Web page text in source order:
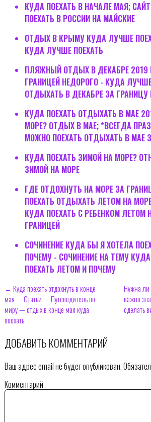
КУДА ПОЕХАТЬ В НАЧАЛЕ МАЯ;
ПОЕХАТЬ В РОССИИ НА МАЙСКИЕ
ОТДЫХ В КРЫМУ КУДА ЛУЧШЕ
КУДА ЛУЧШЕ ПОЕХАТЬ
ПЛЯЖНЫЙ ОТДЫХ В ДЕКАБРЕ 2019
ГРАНИЦЕЙ НЕДОРОГО - КУДА
ОТДЫХАТЬ В ДЕКАБРЕ ЗА ГРАНИЦУ
КУДА ПОЕХАТЬ ОТДЫХАТЬ В МАЕ
МОРЕ? ОТДЫХ В МАЕ; *ВСЕГДА
МОЖНО ПОЕХАТЬ ОТДЫХАТЬ В МАЕ
КУДА ПОЕХАТЬ ЗИМОЙ НА МОРЕ?
ЗИМОЙ НА МОРЕ
ГДЕ ОТДОХНУТЬ НА МОРЕ ЗА
ПОЕХАТЬ ОТДЫХАТЬ ЛЕТОМ НА
КУДА ПОЕХАТЬ С РЕБЕНКОМ ЛЕТОМ
ГРАНИЦЕЙ
СОЧИНЕНИЕ КУДА БЫ Я ХОТЕЛА
ПОЧЕМУ - СОЧИНЕНИЕ НА ТЕМУ
ПОЕХАТЬ ЛЕТОМ И ПОЧЕМУ
← Куда поехать отдохнуть в конце
мая — Статьи — Путеводитель по
миру — отдых в конце мая куда
поехать
Нужна ли
важно
сделать
ДОБАВИТЬ КОММЕНТАРИЙ
Ваш адрес email не будет опубликован.
Комментарий